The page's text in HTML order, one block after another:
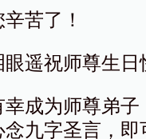
苦了！
眼遥祝师尊生日
幸成为师尊弟
念九字圣言，